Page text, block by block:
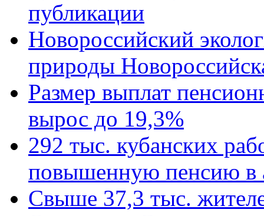
публикации
Новороссийский
природы
Размер выплат
вырос до 19,3%
292 тыс. кубанских
повышенную пенсию в
Свыше 37,3 тыс.